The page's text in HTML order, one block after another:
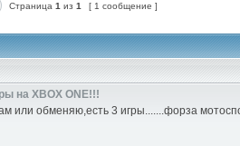
Страница 1 из 1 [ 1 сообщение ]
на XBOX ONE!!!
или обменяю,есть 3 игры.......форза